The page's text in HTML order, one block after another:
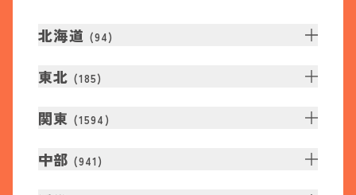
北海道 (94)
東北 (185)
関東 (1594 )
中部 (941 )